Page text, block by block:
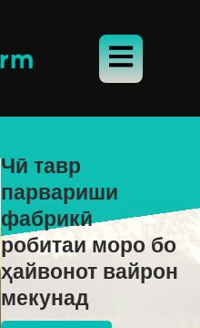
Чӣ тавр
парвариши
фабрикӣ
робитаи моро бо
ҳайвонот вайрон
мекунад